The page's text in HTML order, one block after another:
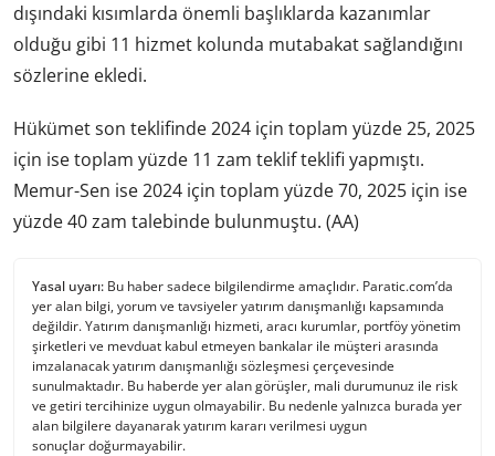
dışındaki kısımlarda önemli başlıklarda kazanımlar
olduğu gibi 11 hizmet kolunda mutabakat sağlandığını
sözlerine ekledi.
Hükümet son teklifinde 2024 için toplam yüzde 25, 2025
için ise toplam yüzde 11 zam teklif teklifi yapmıştı.
Memur-Sen ise 2024 için toplam yüzde 70, 2025 için ise
yüzde 40 zam talebinde bulunmuştu. (AA)
Yasal uyarı: Bu haber sadece bilgilendirme amaçlıdır. Paratic.com’da
yer alan bilgi, yorum ve tavsiyeler yatırım danışmanlığı kapsamında
değildir. Yatırım danışmanlığı hizmeti, aracı kurumlar, portföy yönetim
şirketleri ve mevduat kabul etmeyen bankalar ile müşteri arasında
imzalanacak yatırım danışmanlığı sözleşmesi çerçevesinde
sunulmaktadır. Bu haberde yer alan görüşler, mali durumunuz ile risk
ve getiri tercihinize uygun olmayabilir. Bu nedenle yalnızca burada yer
alan bilgilere dayanarak yatırım kararı verilmesi uygun
sonuçlar doğurmayabilir.